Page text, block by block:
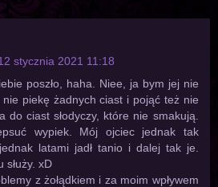
stycznia 2021 11:18
poszło, haha. Niee, ja bym jej nie
nie piekę żadnych ciast i pojąć też nie
do ciast słodyczy, które nie smakują.
wypiek. Mój ojciec jednak tak
latami jadł tanio i dalej tak je.
służy. xD
z żołądkiem i za moim wpływem